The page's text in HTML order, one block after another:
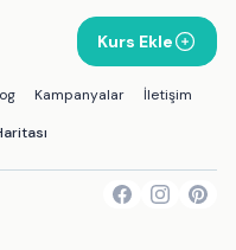
Kurs Ekle
Kampanyalar
İletişim